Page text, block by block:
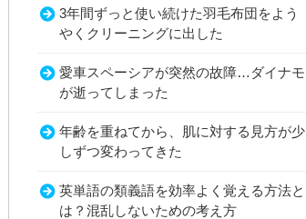
3年間ずっと使い続けた羽毛布団をよう
やくクリーニングに出した
愛車スペーシアが突然の故障…ダイナモ
が逝ってしまった
年齢を重ねてから、肌に対する見方が少
しずつ変わってきた
英単語の類義語を効率よく覚える方法と
は？混乱しないための考え方